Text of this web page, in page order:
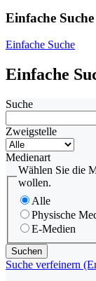
Einfache Suche
Einfache Suche
Einfache
Suche
Zweigstelle
Medienart
Wählen Sie die
wollen.
Alle
Physische
E-Medien
Suche verfeinern